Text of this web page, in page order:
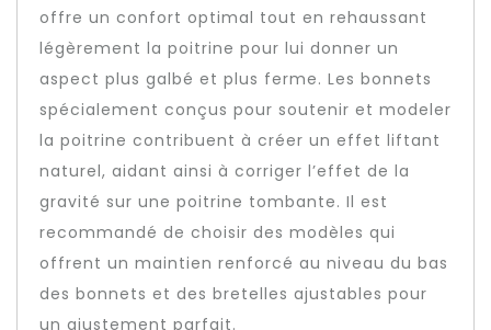
offre un confort optimal tout en rehaussant
légèrement la poitrine pour lui donner un
aspect plus galbé et plus ferme. Les bonnets
spécialement conçus pour soutenir et modeler
la poitrine contribuent à créer un effet liftant
naturel, aidant ainsi à corriger l’effet de la
gravité sur une poitrine tombante. Il est
recommandé de choisir des modèles qui
offrent un maintien renforcé au niveau du bas
des bonnets et des bretelles ajustables pour
un ajustement parfait.